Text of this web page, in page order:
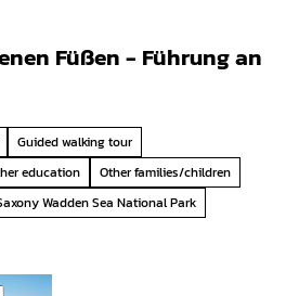
Füßen - Führung an
Guided walking tour
education
Other families/children
Wadden Sea National Park